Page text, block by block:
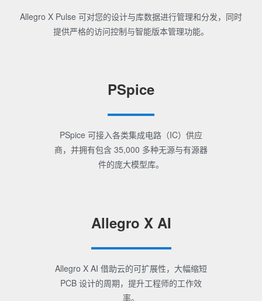
Allegro X Pulse 可对您的设计与库数据进行管理和分发，同时
提供严格的访问控制与智能版本管理功能。
PSpice
PSpice 可接入各类集成电路（IC）供应
商，并拥有包含 35,000 多种无源与有源器
件的庞大模型库。
Allegro X AI
Allegro X AI 借助云的可扩展性，大幅缩短
PCB 设计的周期，提升工程师的工作效
率。